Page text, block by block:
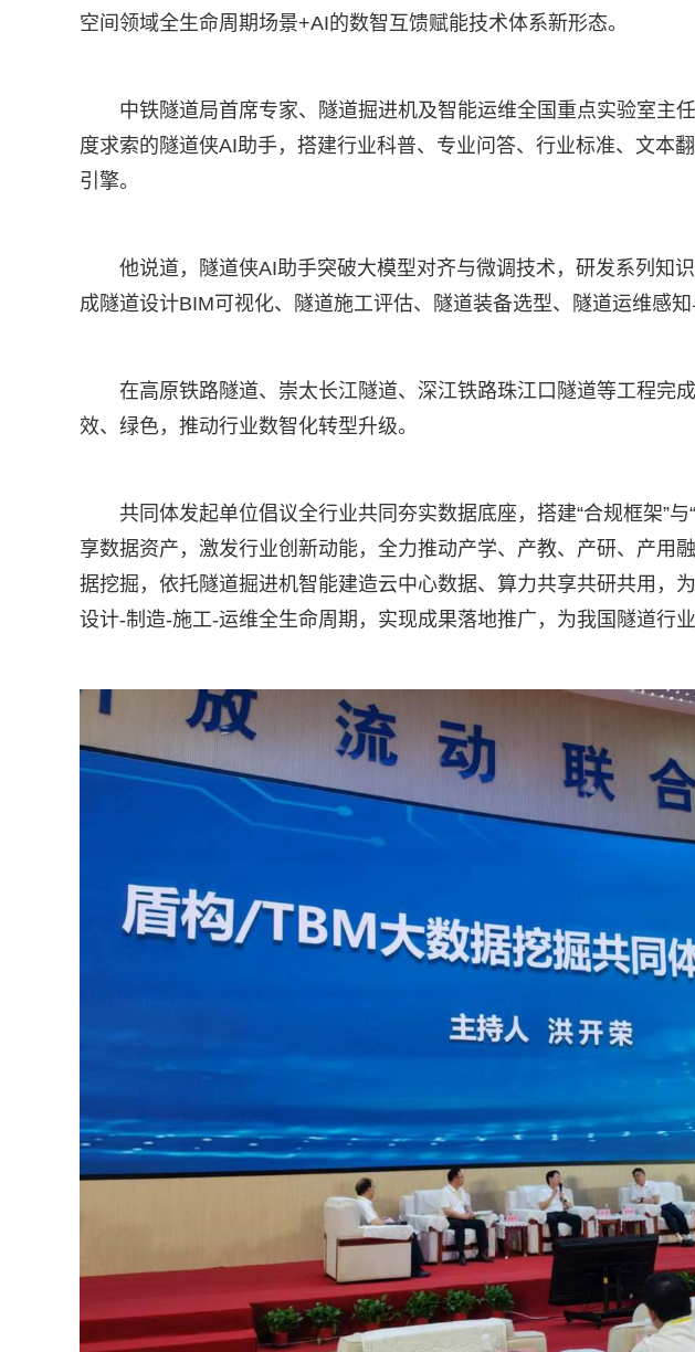
空间领域全生命周期场景+AI的数智互馈赋能技术体系新形态。
中铁隧道局首席专家、隧道掘进机及智能运维全国重点实验室主
度求索的隧道侠AI助手，搭建行业科普、专业问答、行业标准、文本
引擎。
他说道，隧道侠AI助手突破大模型对齐与微调技术，研发系列知
成隧道设计BIM可视化、隧道施工评估、隧道装备选型、隧道运维感
在高原铁路隧道、崇太长江隧道、深江铁路珠江口隧道等工程完
效、绿色，推动行业数智化转型升级。
共同体发起单位倡议全行业共同夯实数据底座，搭建“合规框架”
享数据资产，激发行业创新动能，全力推动产学、产教、产研、产用
据挖掘，依托隧道掘进机智能建造云中心数据、算力共享共研共用，
设计-制造-施工-运维全生命周期，实现成果落地推广，为我国隧道行